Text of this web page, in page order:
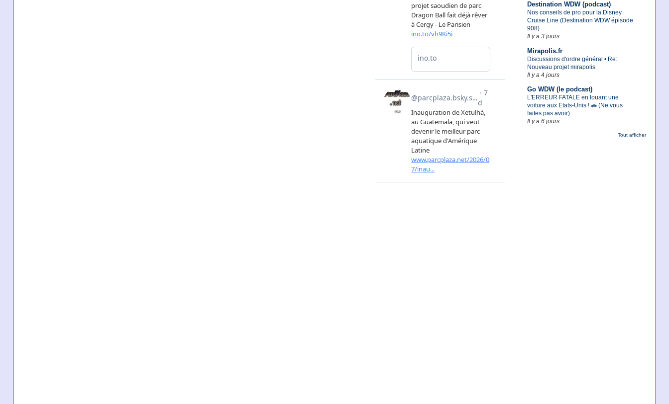
Destination WDW (podcast)
Nos conseils de pro pour la Disney
Cruise Line (Destination WDW épisode
908)
Il y a 3 jours
Mirapolis.fr
Discussions d'ordre général • Re:
Nouveau projet mirapolis
Il y a 4 jours
Go WDW (le podcast)
L'ERREUR FATALE en louant une
voiture aux Etats-Unis ! 🚗 (Ne vous
faites pas avoir)
Il y a 6 jours
Tout afficher